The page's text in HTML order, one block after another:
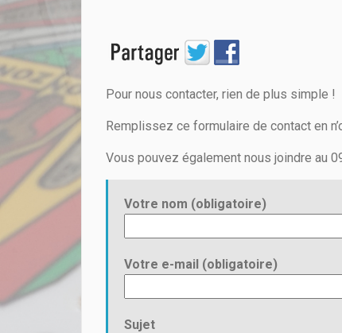
Pour nous contacter, rien de plus simple !
Remplissez ce formulaire de contact en
Vous pouvez également nous joindre au
Votre nom (obligatoire)
Votre e-mail (obligatoire)
Sujet